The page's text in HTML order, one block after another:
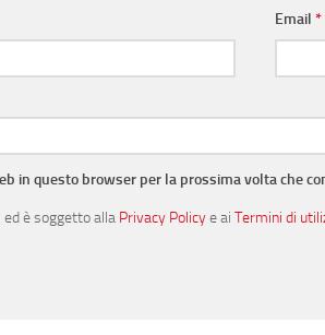
Email*
in questo browser per la prossima volta che
ed è soggetto alla Privacy Policye ai Termini di